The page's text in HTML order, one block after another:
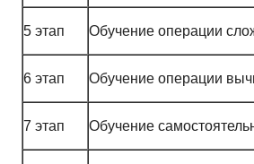
5 этап Обучение операции
6 этап Обучение операции
7 этап Обучение